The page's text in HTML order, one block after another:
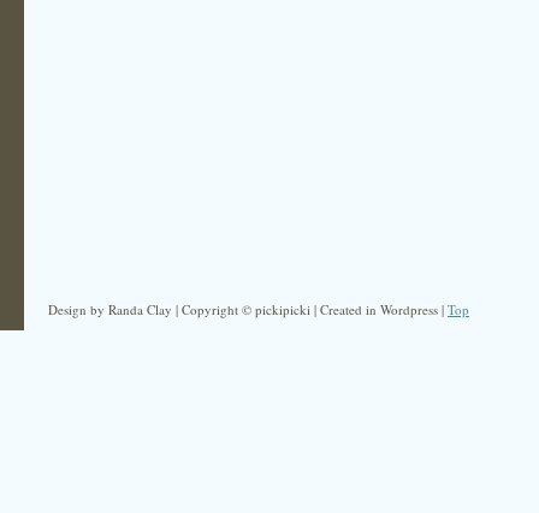
Design by Randa Clay | Copyright © pickipicki | Created in Wordpress | Top